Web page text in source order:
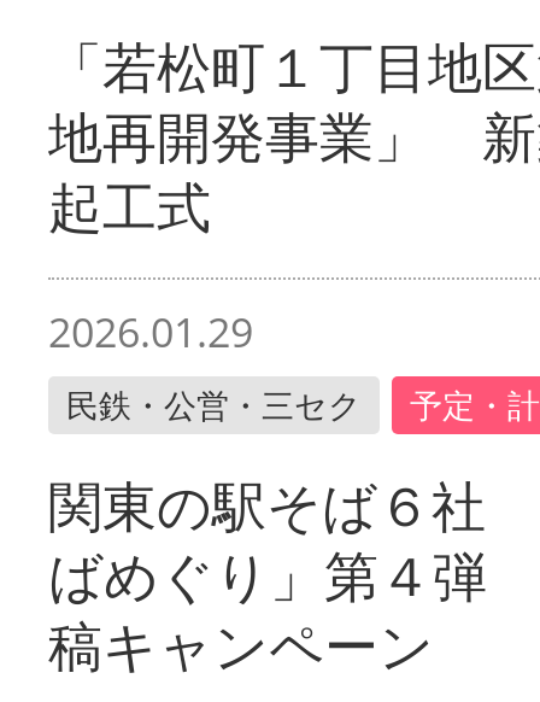
「若松町１丁目地
地再開発事業」
起工式
2026.01.29
民鉄・公営・三セク 予定・
関東の駅そば６社
ばめぐり」第４弾
稿キャンペーン